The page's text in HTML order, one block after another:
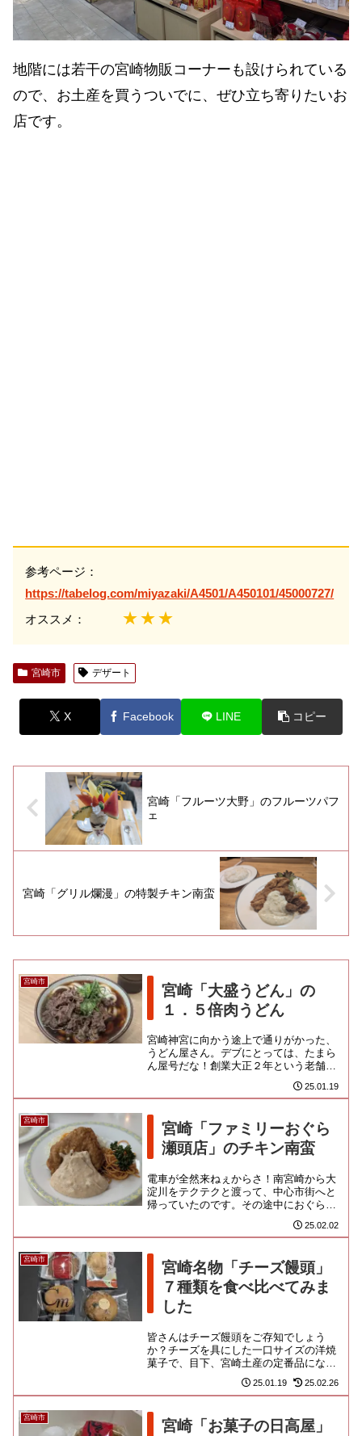
地階には若干の宮崎物販コーナーも設けられている
ので、お土産を買うついでに、ぜひ立ち寄りたいお
店です。
参考ページ：
https://tabelog.com/miyazaki/A4501/A450101/45000727/
オススメ： ★★★
宮崎市 デザート
X Facebook LINE コピー
宮崎「フルーツ大野」のフルーツパフ
ェ
宮崎「グリル爛漫」の特製チキン南蛮
宮崎市
宮崎「大盛うどん」の
１．５倍肉うどん
宮崎神宮に向かう途上で通りがかった、
うどん屋さん。デブにとっては、たまら
ん屋号だな！創業大正２年という老舗み
たいです。表通りは江平商店街という、
だいぶ元気のなくなっちゃった... 25.01.19
宮崎市
宮崎「ファミリーおぐら
瀬頭店」のチキン南蛮
電車が全然来ねぇからさ！南宮崎から大
淀川をテクテクと渡って、中心市街へと
帰っていたのです。その途中におぐらの
夕飯をやっつけることにしまし... 25.02.02
宮崎市
宮崎名物「チーズ饅頭」
７種類を食べ比べてみま
した
皆さんはチーズ饅頭をご存知でしょう
か？チーズを具にした一口サイズの洋焼
菓子で、目下、宮崎土産の定番品になっ
ております。宮崎県は特にチーズの生産
量が多いわけでもなく、なぜこれ...
25.01.19 25.02.26
宮崎市
宮崎「お菓子の日高屋」